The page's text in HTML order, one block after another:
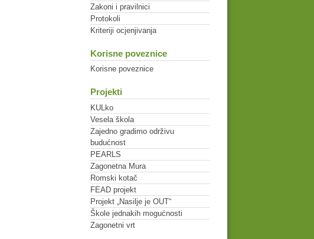
Zakoni i pravilnici
Protokoli
Kriteriji ocjenjivanja
Korisne poveznice
Korisne poveznice
Projekti
KULko
Vesela škola
Zajedno gradimo održivu
budućnost
PEARLS
Zagonetna Mura
Romski kotač
FEAD projekt
Projekt „Nasilje je OUT“
Škole jednakih mogućnosti
Zagonetni vrt